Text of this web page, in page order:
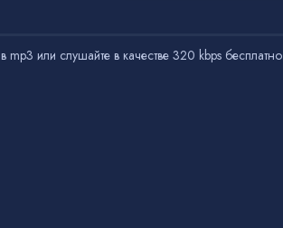
в mp3 или слушайте в качестве 320 kbps бесплатно